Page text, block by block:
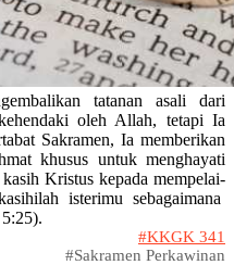
tatanan asali dari
oleh Allah, tetapi Ia
Sakramen, Ia memberikan
khusus untuk menghayati
Kristus kepada mempelai-
isterimu sebagaimana
#KKGK 341
#Sakramen Perkawinan